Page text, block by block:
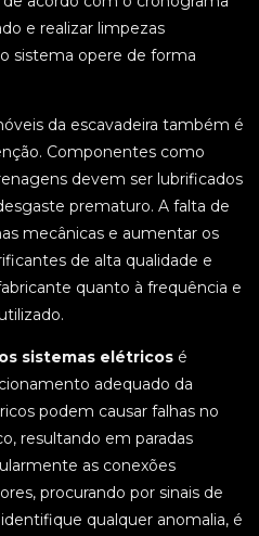
e realizar limpezas
sistema opere de forma
da escavadeira também é
Componentes como
devem ser lubrificados
prematuro. A falta de
mecânicas e aumentar os
de alta qualidade e
quanto à frequência e
sistemas elétricos é
adequado da
podem causar falhas no
resultando em paradas
as conexões
procurando por sinais de
qualquer anomalia, é